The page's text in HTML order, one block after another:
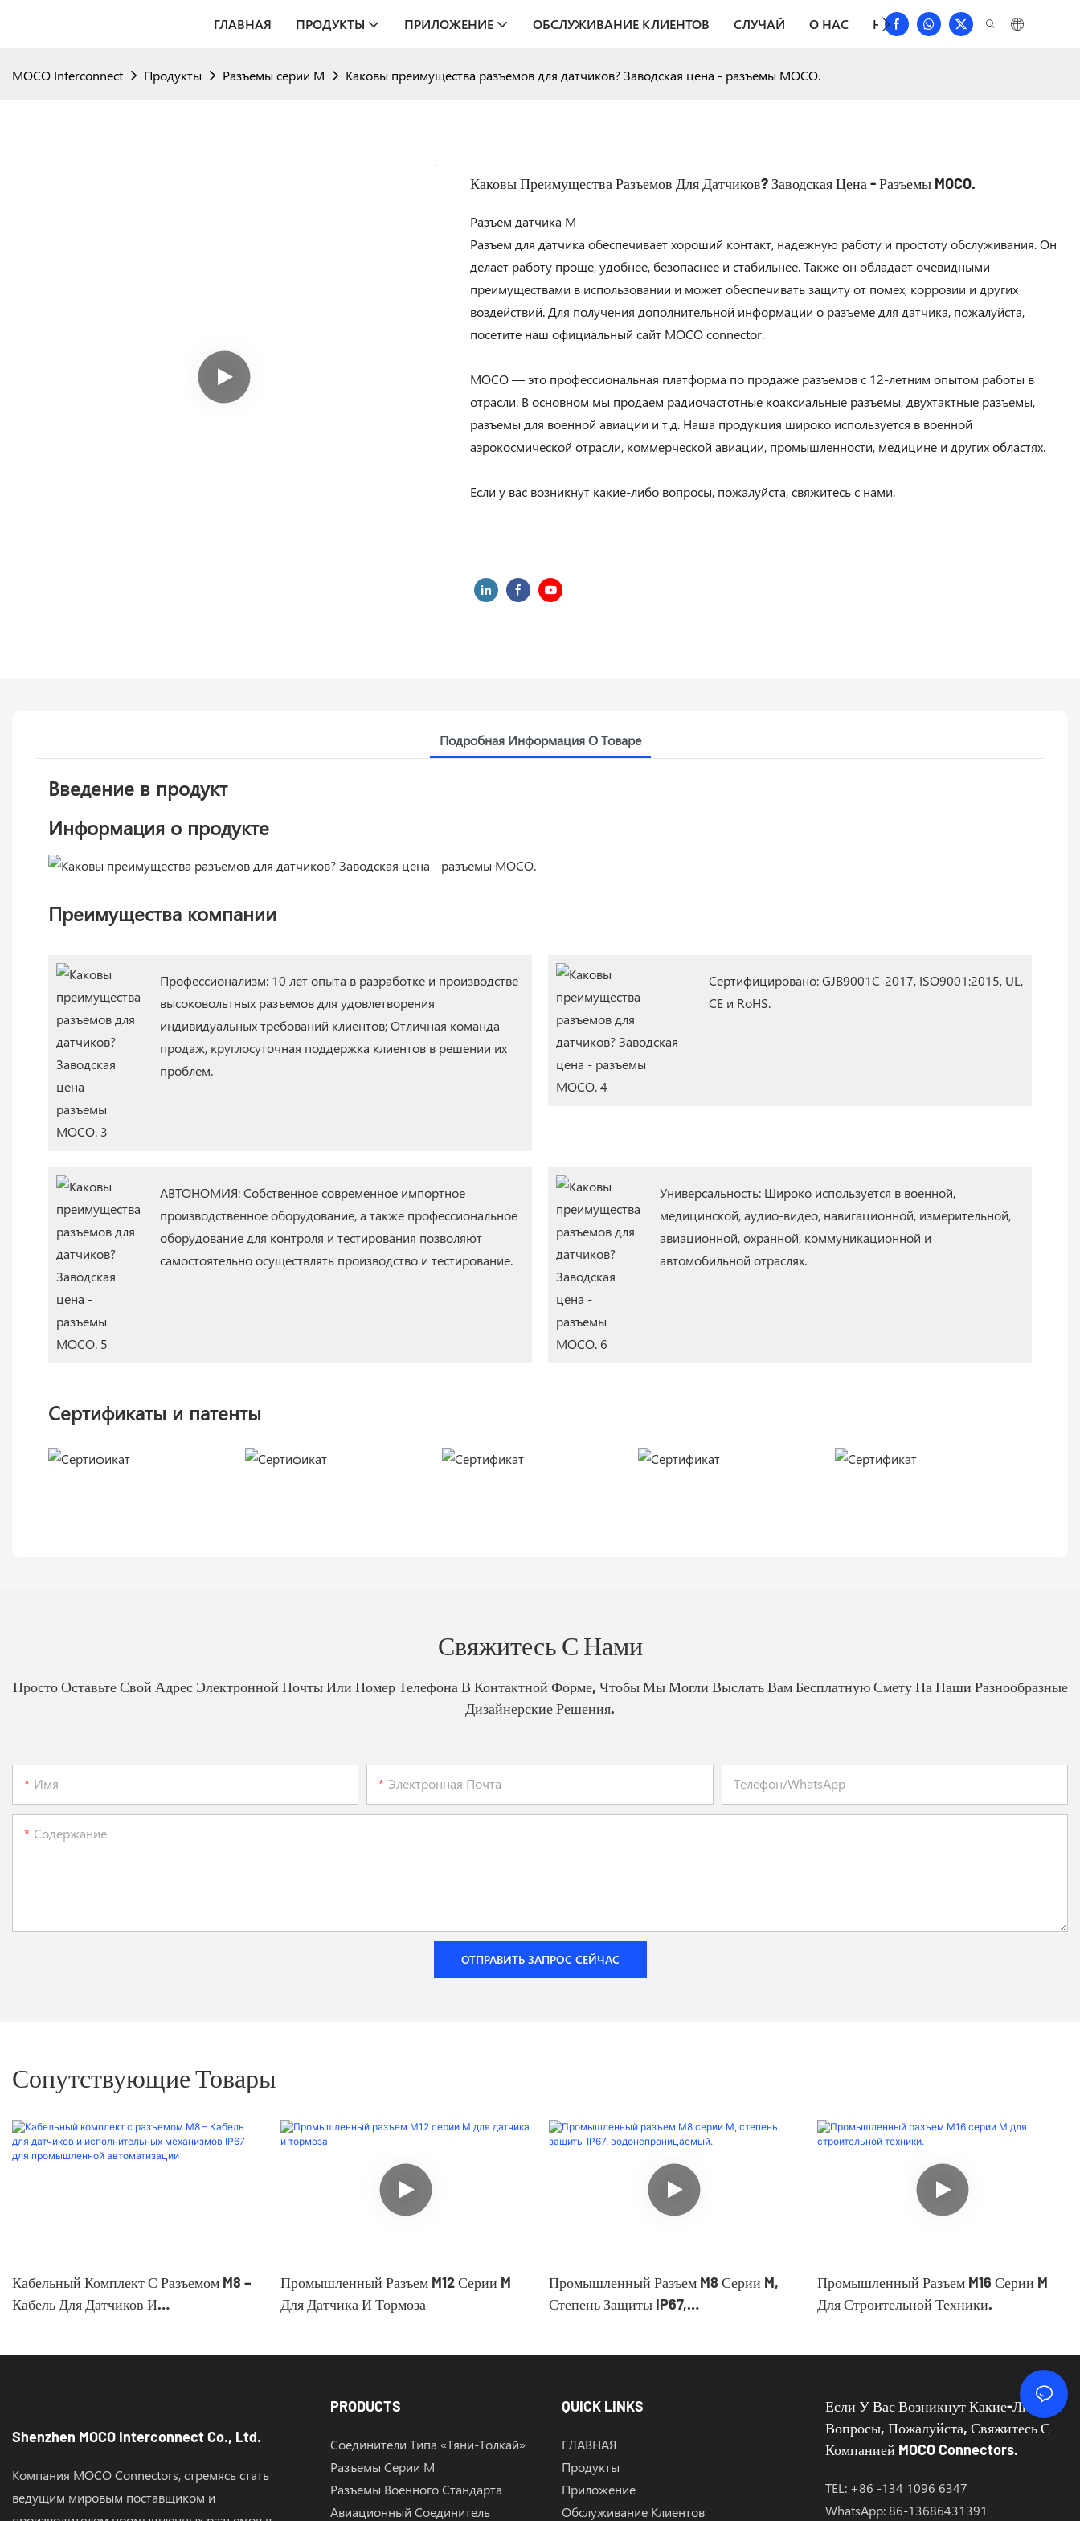
ГЛАВНАЯ ПРОДУКТЫ ПРИЛОЖЕНИЕ ОБСЛУЖИВАНИЕ КЛИЕНТОВ СЛУЧАЙ О НАС НОВОСТИ СКАЧАТЬ
MOCO Interconnect Продукты Разъемы серии M Каковы преимущества разъемов для датчиков? Заводская цена - разъемы MOCO.
Каковы Преимущества Разъемов Для Датчиков? Заводская Цена - Разъемы MOCO.
Разъем датчика M
Разъем для датчика обеспечивает хороший контакт, надежную работу и простоту обслуживания. Он
делает работу проще, удобнее, безопаснее и стабильнее. Также он обладает очевидными
преимуществами в использовании и может обеспечивать защиту от помех, коррозии и других
воздействий. Для получения дополнительной информации о разъеме для датчика, пожалуйста,
посетите наш официальный сайт MOCO connector.
MOCO — это профессиональная платформа по продаже разъемов с 12-летним опытом работы в
отрасли. В основном мы продаем радиочастотные коаксиальные разъемы, двухтактные разъемы,
разъемы для военной авиации и т.д. Наша продукция широко используется в военной
аэрокосмической отрасли, коммерческой авиации, промышленности, медицине и других областях.
Если у вас возникнут какие-либо вопросы, пожалуйста, свяжитесь с нами.
Подробная Информация О Товаре
Введение в продукт
Информация о продукте
Преимущества компании
Профессионализм: 10 лет опыта в разработке и производстве
высоковольтных разъемов для удовлетворения
индивидуальных требований клиентов; Отличная команда
продаж, круглосуточная поддержка клиентов в решении их
проблем.
Сертифицировано: GJB9001C-2017, ISO9001:2015, UL,
CE и RoHS.
АВТОНОМИЯ: Собственное современное импортное
производственное оборудование, а также профессиональное
оборудование для контроля и тестирования позволяют
самостоятельно осуществлять производство и тестирование.
Универсальность: Широко используется в военной,
медицинской, аудио-видео, навигационной, измерительной,
авиационной, охранной, коммуникационной и
автомобильной отраслях.
Сертификаты и патенты
Свяжитесь С Нами
Просто Оставьте Свой Адрес Электронной Почты Или Номер Телефона В Контактной Форме, Чтобы Мы Могли Выслать Вам Бесплатную Смету На Наши Разнообразные
Дизайнерские Решения.
Имя Электронная Почта Телефон/WhatsApp
Содержание
ОТПРАВИТЬ ЗАПРОС СЕЙЧАС
Сопутствующие Товары
Кабельный Комплект С Разъемом M8 –
Кабель Для Датчиков И
Промышленный Разъем M12 Серии M
Для Датчика И Тормоза
Промышленный Разъем M8 Серии M,
Степень Защиты IP67,
Промышленный Разъем M16 Серии M
Для Строительной Техники.
Shenzhen MOCO Interconnect Co., Ltd.
Компания MOCO Connectors, стремясь стать
ведущим мировым поставщиком и
PRODUCTS
Соединители Типа «тяни-Толкай»
Разъемы Серии M
Разъемы Военного Стандарта
Авиационный Соединитель
QUICK LINKS
ГЛАВНАЯ
Продукты
Приложение
Обслуживание Клиентов
Если У Вас Возникнут Какие-Либо
Вопросы, Пожалуйста, Свяжитесь С
Компанией MOCO Connectors.
TEL: +86 -134 1096 6347
WhatsApp: 86-13686431391